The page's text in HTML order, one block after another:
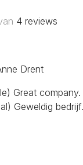
4 reviews
Drent
Great
Geweldig